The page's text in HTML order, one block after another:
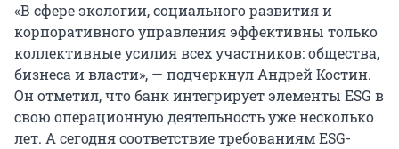
«В сфере экологии, социального развития и
корпоративного управления эффективны только
коллективные усилия всех участников: общества,
бизнеса и власти», — подчеркнул Андрей Костин.
Он отметил, что банк интегрирует элементы ESG в
свою операционную деятельность уже несколько
лет. А сегодня соответствие требованиям ESG-